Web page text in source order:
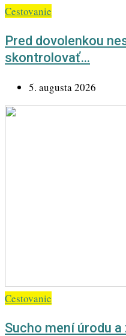
Cestovanie
Pred dovolenkou
skontrolovať…
5. augusta 2026
Cestovanie
Sucho mení úrodu